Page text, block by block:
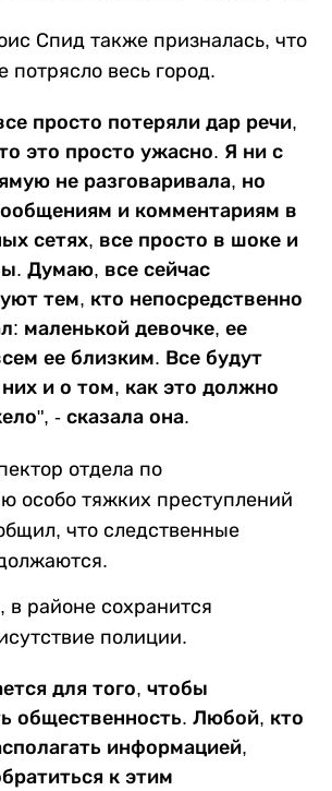
Спид также призналась, что
потрясло весь город.
просто потеряли дар речи,
это просто ужасно. Я ни с
не разговаривала, но
и комментариям в
сетях, все просто в шоке и
Думаю, все сейчас
тем, кто непосредственно
маленькой девочке, ее
ее близким. Все будут
и о том, как это должно
- сказала она.
отдела по
особо тяжких преступлений
что следственные
в районе сохранится
полиции.
для того, чтобы
общественность. Любой, кто
информацией,
к этим